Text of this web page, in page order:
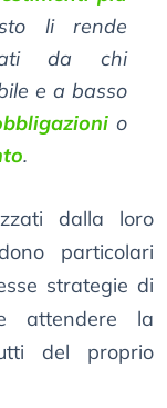
li rende
da chi
e a basso
o
.
dalla loro
particolari
strategie di
attendere la
del proprio